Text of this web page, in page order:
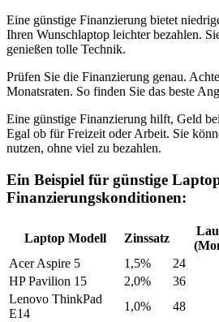
Eine günstige Finanzierung bietet
Ihren Wunschlaptop leichter bezahlen.
genießen tolle Technik.
Prüfen Sie die Finanzierung genau.
Monatsraten. So finden Sie das beste
Eine günstige Finanzierung hilft, Geld
Egal ob für Freizeit oder Arbeit. Sie
nutzen, ohne viel zu bezahlen.
Ein Beispiel für günstige
Finanzierungskonditionen:
Laptop Modell Zinssatz
Acer Aspire 5
1,5% 24
HP Pavilion 15
2,0% 36
Lenovo ThinkPad
E14
1,0% 48